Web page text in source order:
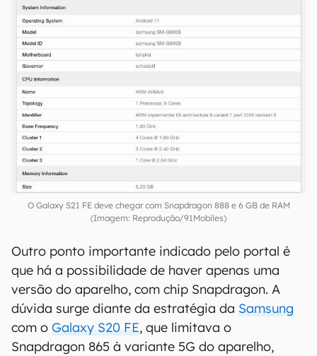
O Galaxy S21 FE deve chegar com Snapdragon 888 e 6 GB de RAM
(Imagem: Reprodução/91Mobiles)
Outro ponto importante indicado pelo portal é
que há a possibilidade de haver apenas uma
versão do aparelho, com chip Snapdragon. A
dúvida surge diante da estratégia da Samsung
com o Galaxy S20 FE, que limitava o
Snapdragon 865 à variante 5G do aparelho,